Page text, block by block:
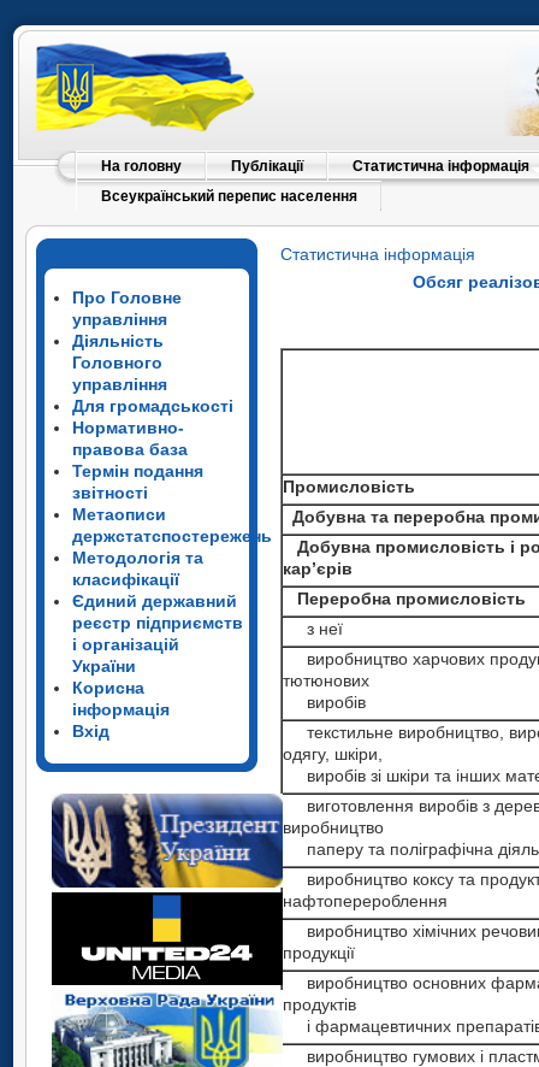
На головну Публікації
Статистична інформація
Всеукраїнський перепис населення
Про Головне
управління
Діяльність
Головного
управління
Для громадськості
Нормативно-
правова база
Термін подання
звітності
Метаописи
держстатспостережень
Методологія та
класифікації
Єдиний державний
реєстр підприємств
і організацій
України
Корисна
інформація
Вхід
Статистична інформація
Обсяг
Промисловість
Добувна та переробна
Добувна промисловість і
кар’єрів
Переробна промисловість
з неї
виробництво харчових
тютюнових
виробів
текстильне виробництво,
одягу, шкіри,
виробів зі шкіри та інших
виготовлення виробів з
виробництво
паперу та поліграфічна
виробництво коксу та
нафтоперероблення
виробництво хімічних речовин
продукції
виробництво основних
продуктів
і фармацевтичних
виробництво гумових і